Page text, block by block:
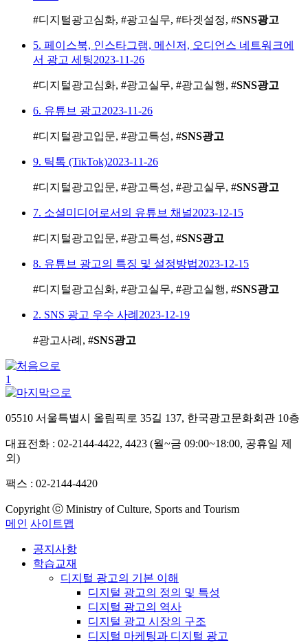
#디지털광고심화, #광고실무, #타겟설정, #SNS광고
5. 페이스북, 인스타그램, 메신저, 오디언스 네트워크에
서 광고 세팅2023-11-26
#디지털광고심화, #광고실무, #광고실행, #SNS광고
6. 유튜브 광고2023-11-26
#디지털광고입문, #광고특성, #SNS광고
9. 틱톡 (TikTok)2023-11-26
#디지털광고입문, #광고특성, #광고실무, #SNS광고
7. 소셜미디어로서의 유튜브 채널2023-12-15
#디지털광고입문, #광고특성, #SNS광고
8. 유튜브 광고의 특징 및 설정방법2023-12-15
#디지털광고심화, #광고실무, #광고실행, #SNS광고
2. SNS 광고 우수 사례 2023-12-19
#광고사례, #SNS광고
1
05510 서울특별시 올림픽로 35길 137, 한국광고문화회관 10층
대표전화 : 02-2144-4422, 4423 (월~금 09:00~18:00, 공휴일 제
외)
팩스 : 02-2144-4420
Copyright ⓒ Ministry of Culture, Sports and Tourism
메인 사이트맵
공지사항
학습교재
디지털 광고의 기본 이해
디지털 광고의 정의 및 특성
디지털 광고의 역사
디지털 광고 시장의 구조
디지털 마케팅과 디지털 광고